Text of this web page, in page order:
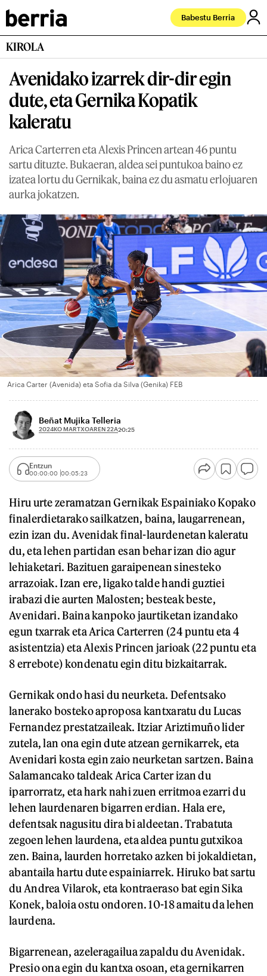
Babestu Berria
KIROLA
Avenidako izarrek dir-dir egin
dute, eta Gernika Kopatik
kaleratu
Arica Carterren eta Alexis Princen artean 46 puntu
sartu dituzte. Bukaeran, aldea sei puntukoa baino ez
izatea lortu du Gernikak, baina ez du asmatu erlojuaren
aurka jokatzen.
Arica Carter (Avenida) eta Sofia da Silva (Genika) FEB
Beñat Mujika Telleria
2024KO MARTXOAREN 22A20:25
Entzun
00:00:00 00:05:23
Hiru urte zeramatzan Gernikak Espainiako Kopako
finalerdietarako sailkatzen, baina, laugarrenean,
ezin izan du. Avenidak final-laurdenetan kaleratu
du, eta lehen partidan esan behar izan dio agur
lehiaketari. Bazituen garaipenean sinesteko
arrazoiak. Izan ere, ligako talde handi guztiei
irabazi die aurten Malosten; besteak beste,
Avenidari. Baina kanpoko jaurtiketan izandako
egun txarrak eta Arica Carterren (24 puntu eta 4
asistentzia) eta Alexis Princen jarioak (22 puntu eta
8 errebote) kondenatu egin ditu bizkaitarrak.
Gernikak ondo hasi du neurketa. Defentsako
lanerako bosteko aproposa kantxaratu du Lucas
Fernandez prestatzaileak. Itziar Ariztimuño lider
zutela, lan ona egin dute atzean gernikarrek, eta
Avenidari kosta egin zaio neurketan sartzen. Baina
Salamancako taldeak Arica Carter izan du
iparrorratz, eta hark nahi zuen erritmoa ezarri du
lehen laurdenaren bigarren erdian. Hala ere,
defentsak nagusitu dira bi aldeetan. Trabatuta
zegoen lehen laurdena, eta aldea puntu gutxikoa
zen. Baina, laurden horretako azken bi jokaldietan,
abantaila hartu dute espainiarrek. Hiruko bat sartu
du Andrea Vilarok, eta kontraeraso bat egin Sika
Konek, baloia ostu ondoren. 10-18 amaitu da lehen
laurdena.
Bigarrenean, azeleragailua zapaldu du Avenidak.
Presio ona egin du kantxa osoan, eta gernikarren